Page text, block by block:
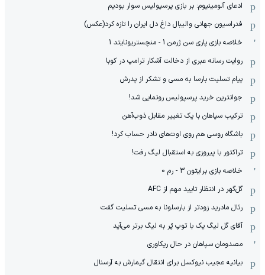
ادعای آلومینیوم: بر بازی پرسپولیس سوار بودیم
فدراسیون جهانی والیبال داغ دل ایران را تازه کرد(عکس)
خلاصه بازی پاری سن ژرمن 1 - منچستریونایتد 1
روایت رسانه عبری از دخالت آشکار ترامپ در کوبا
پیام تسلیت بارسا به مسی و تشکر از پدرش
جوانترین خرید پرسپولیس رونمایی شد!
ترکیب سپاهان با یک تغییر مقابل ذوب‌آهن
باشگاه روسی هم روی اوت‌های نادر حساب کرد!
تراکتور با پیروزی به استقبال لیگ رفت!
خلاصه بازی برایتون 3 - رم 0
گل‌گهر در انتظار تایید مهم از ‌AFC
رئال مادرید زودتر از بارسلونا به مسی تسلیت گفت
آقای گل لیگ یک با توپ پُر به لیگ برتر می‌آید
مصدومان سپاهان در حال ریکاوری
بیانیه عجیب نیوکسل برای انتقال گیمارش به آرسنال